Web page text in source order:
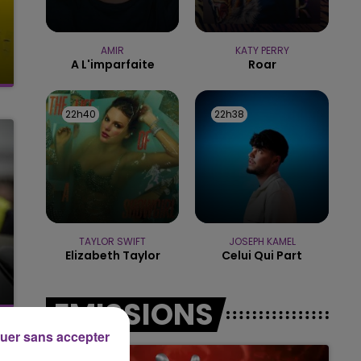
LA RADIO POP
AMIR
A L'imparfaite
KATY PERRY
Roar
22h40
22h40
TAYLOR SWIFT
Elizabeth Taylor
22h38
22h38
JOSEPH KAMEL
Celui Qui Part
EMISSIONS
sans accepter